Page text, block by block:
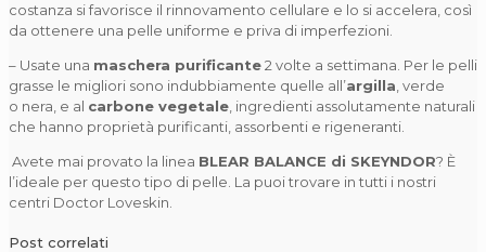
costanza si favorisce il rinnovamento cellulare e lo si accelera, così
da ottenere una pelle uniforme e priva di imperfezioni.
– Usate una maschera purificante2 volte a settimana. Per le pelli
grasse le migliori sono indubbiamente quelle all’argilla, verde
o nera, e al carbone vegetale, ingredienti assolutamente naturali
che hanno proprietà purificanti, assorbenti e rigeneranti.
Avete mai provato la linea BLEAR BALANCE di SKEYNDOR? È
l’ideale per questo tipo di pelle. La puoi trovare in tutti i nostri
centri Doctor Loveskin.
Post correlati